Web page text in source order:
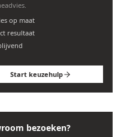
op maat
resultaat
Start keuzehulp
bezoeken?